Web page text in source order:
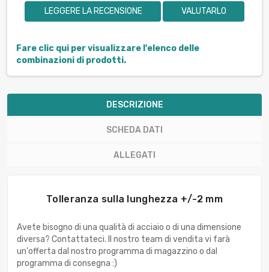
LEGGERE LA RECENSIONE VALUTARLO
Fare clic qui per visualizzare l'elenco delle
combinazioni di prodotti.
DESCRIZIONE
SCHEDA DATI
ALLEGATI
Tolleranza sulla lunghezza +/-2 mm
Avete bisogno di una qualità di acciaio o di una dimensione
diversa? Contattateci. Il nostro team di vendita vi farà
un'offerta dal nostro programma di magazzino o dal
programma di consegna :)